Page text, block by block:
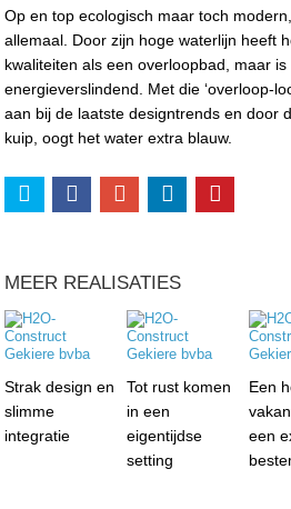
Op en top ecologisch maar toch
allemaal. Door zijn hoge waterlijn heeft
kwaliteiten als een overloopbad, maar
energieverslindend. Met die ‘overloop-
aan bij de laatste designtrends en door
kuip, oogt het water extra blauw.
MEER REALISATIES
Strak design en
slimme
integratie
Tot rust komen
in een
eigentijdse
setting
Een
een